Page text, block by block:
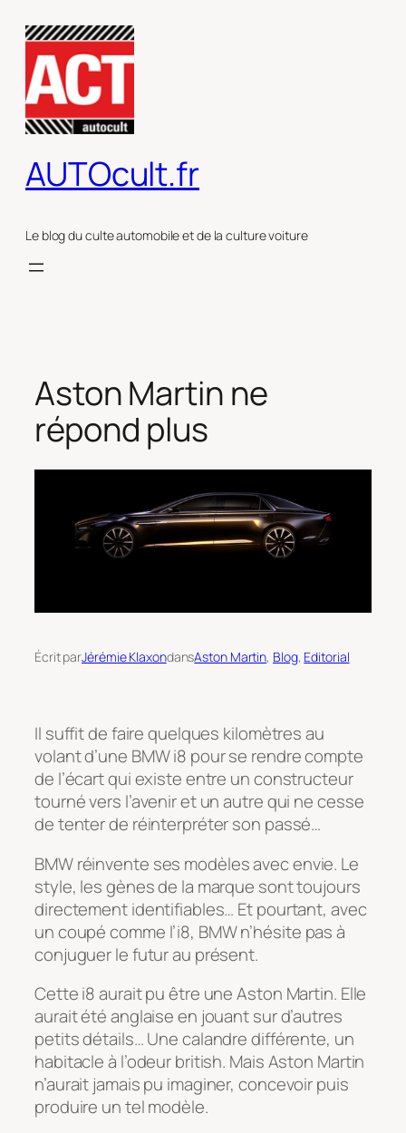
contenu
AUTOcult.fr
Le blog du culte automobile et de la culture voiture
Aston Martin ne
répond plus
Écrit parJérémie KlaxondansAston Martin, Blog, Editorial
Il suffit de faire quelques kilomètres au
volant d’une BMW i8 pour se rendre compte
de l’écart qui existe entre un constructeur
tourné vers l’avenir et un autre qui ne cesse
de tenter de réinterpréter son passé…
BMW réinvente ses modèles avec envie. Le
style, les gènes de la marque sont toujours
directement identifiables… Et pourtant, avec
un coupé comme l’i8, BMW n’hésite pas à
conjuguer le futur au présent.
Cette i8 aurait pu être une Aston Martin. Elle
aurait été anglaise en jouant sur d’autres
petits détails… Une calandre différente, un
habitacle à l’odeur british. Mais Aston Martin
n’aurait jamais pu imaginer, concevoir puis
produire un tel modèle.